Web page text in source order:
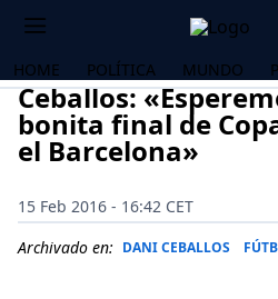
HOME POLÍTICA MUNDO
Ceballos:
bonita final de
el Barcelona»
15 Feb 2016 - 16:42 CET
Archivado en: DANI CEBALLOS